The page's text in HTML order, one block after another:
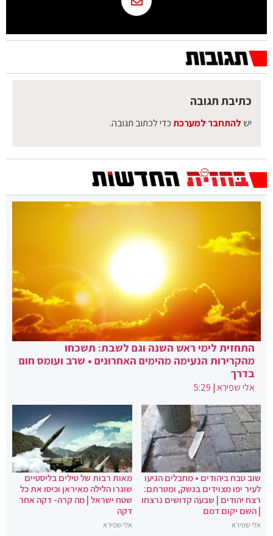
כתיבת תגובה
יש להתחבר למערכתכדי לכתוב תגובה.
התחזית לימי ראש השנה וגם לשבת: תשכחו
מהקרירות הנעימה מהימים האחרונים • שרב ועומס חום
בדרך
אלי שפירא|
5:29
שוב טבח ביהודים • מחבלים הגיעו
לעיר יפו מצוידים בנשק, ומטרתם:
רצח יהודים | שבעה קדושים נרצחו
| השם יקום דמם
אלי שפירא
מאות רבות של טילים בליסטיים
שוגרו הלילה מאיראן וכיסו את כל
שטח ישראל | מה קרה- דקה אחר
דקה
אלי שפירא